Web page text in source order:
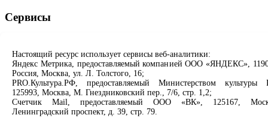
Сервисы
Спроси библиотекаря
Спроси краеведа
Оцените качество услуг
Направить обращение директору
Соцсети
Настоящий ресурс использует сервисы веб-аналитики:
Яндекс Метрика, предоставляемый компанией ООО «ЯНДЕКС»,
Россия, Москва, ул. Л. Толстого, 16;
PRO.Культура.РФ, предоставляемый Министерством культуры
125993, Москва, М. Гнездниковский пер., 7/6, стр. 1,2;
Счетчик Mail, предоставляемый ООО «ВК», 125167,
Ленинградский проспект, д. 39, стр. 79.